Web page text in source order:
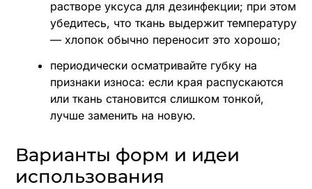
растворе уксуса для дезинфекции; при этом
убедитесь, что ткань выдержит температуру
— хлопок обычно переносит это хорошо;
периодически осматривайте губку на
признаки износа: если края распускаются
или ткань становится слишком тонкой,
лучше заменить на новую.
Варианты форм и идеи
использования